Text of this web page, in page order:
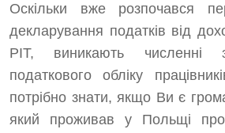
Оскільки вже розпочався
декларування податків від
PIT, виникають численні
податкового обліку
потрібно знати, якщо Ви є
який проживав у Польщі